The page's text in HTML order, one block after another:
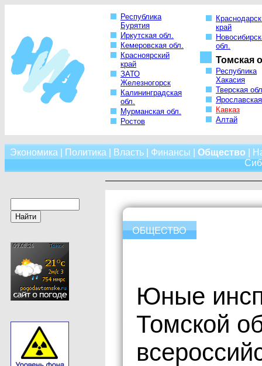
Республика
Бурятия
Иркутская обл.
Кемеровская обл.
Красноярский
край
ЗАТО
Железногорск
Калининградская
обл.
Мурманская обл.
Ростов
край
обл.
Томская
Республика
Хакасия
Тверская
Кавказ
Алтай
Экономика Политика Власть| Финансы Общество
Юные
Томской